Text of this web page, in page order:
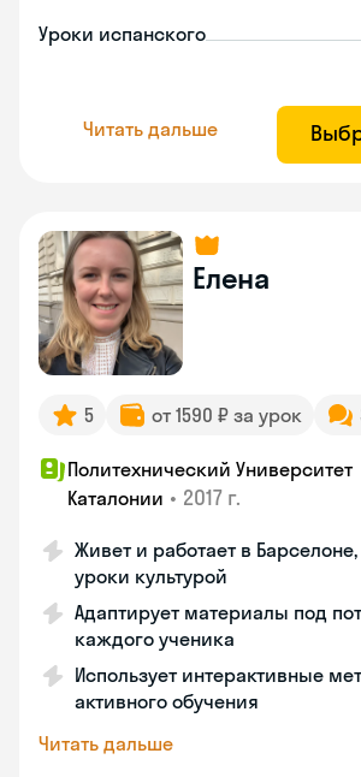
Уроки испанского
Читать дальше
Елена
5 от 1590 ₽ за урок
Политехнический Университет
Каталонии • 2017 г.
Живет и работает в
уроки культурой
Адаптирует материалы под
каждого ученика
Использует интерактивные
активного обучения
Читать дальше